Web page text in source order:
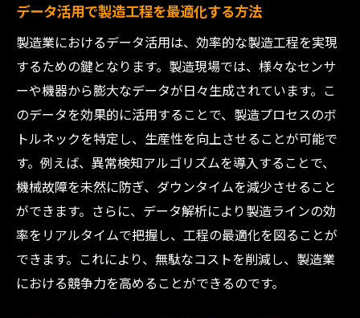
データ活用で製造工程を最適化する方法
製造業におけるデータ活用は、効率的な製造工程を実現
するための鍵となります。製造現場では、様々なセンサ
ーや機器から膨大なデータが日々生成されています。こ
のデータを効果的に活用することで、製造プロセスのボ
トルネックを特定し、生産性を向上させることが可能で
す。例えば、異常検知アルゴリズムを導入することで、
機械故障を未然に防ぎ、ダウンタイムを減少させること
ができます。さらに、データ解析により製造ラインの効
率をリアルタイムで把握し、工程の最適化を図ることが
できます。これにより、無駄なコストを削減し、製造業
における競争力を高めることができるのです。